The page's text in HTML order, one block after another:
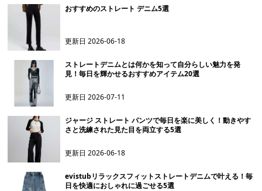
おすすめのストレート デニム5選
更新日2026-06-18
ストレートデニムとは何かを知って自分らしい魅力を発
見！毎日を輝かせるおすすめアイテム20選
更新日2026-07-11
ジャージ ストレート パンツで毎日を楽に美しく！動きやす
さと洗練された見た目を両立する5選
更新日2026-06-18
evistubリラックスフィットストレートデニムで叶える！毎
日を快適におしゃれに過ごせる5選